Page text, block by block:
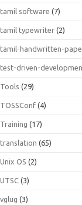
tamil software (7)
tamil typewriter (2)
tamil-handwritten-
test-driven-
Tools (29)
TOSSConf (4)
Training (17)
translation (65)
Unix OS (2)
UTSC (3)
vglug (3)